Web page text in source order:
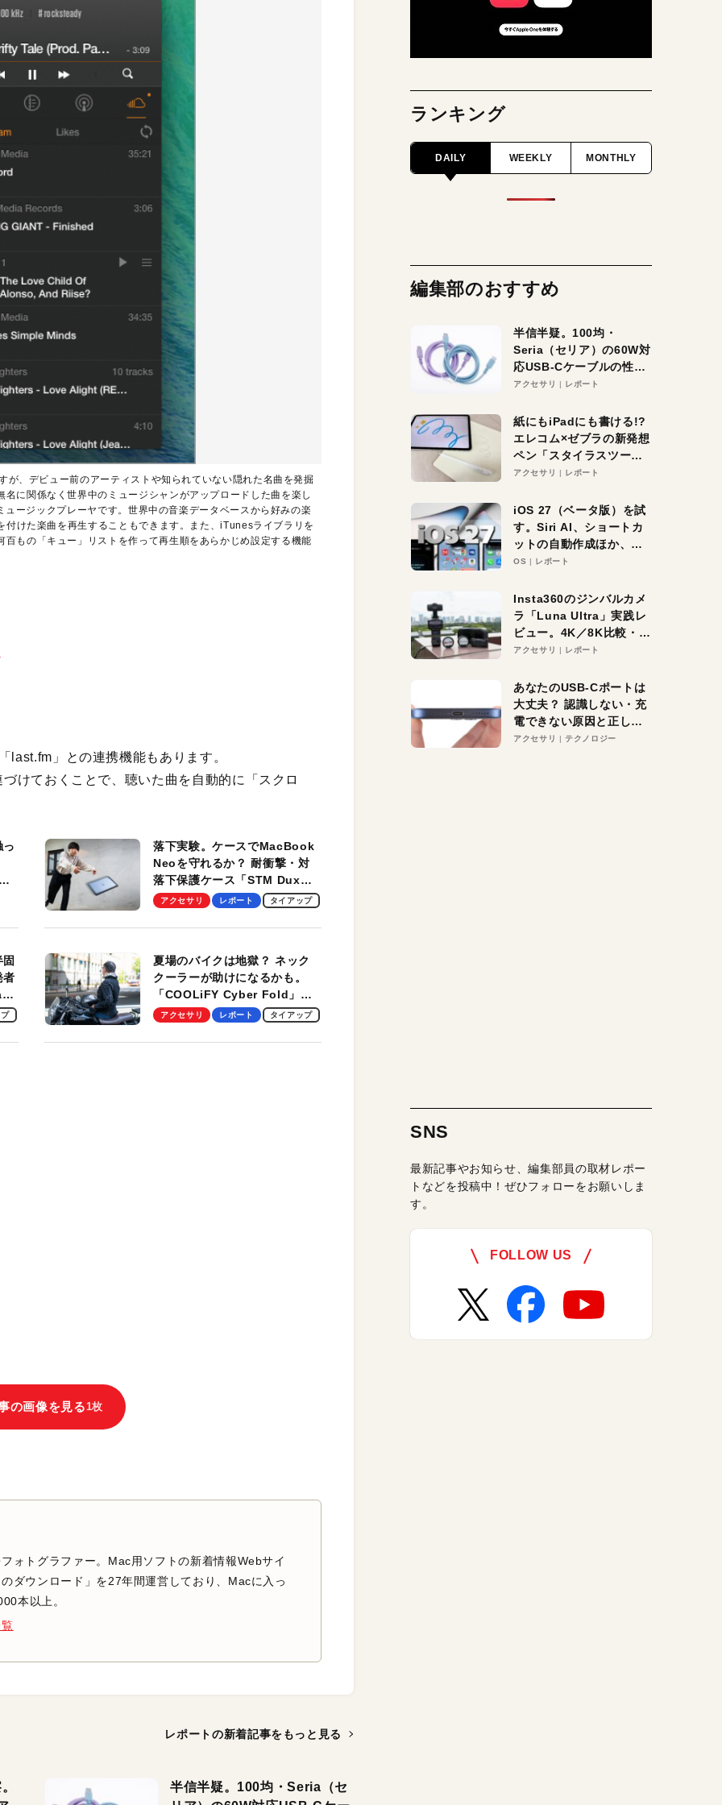
、デビュー前のアーティストや知られていない隠れた名曲を発掘
に関係なく世界中のミュージシャンがアップロードした曲を楽し
ージックプレーヤです。世界中の音楽データベースから好みの楽
けた楽曲を再生することもできます。また、iTunesライブラリを
もの「キュー」リストを作って再生順をあらかじめ設定する機能
last.fm」との連携機能もあります。
けておくことで、聴いた曲を自動的に「スクロ
落下実験。ケースでMacBook
Neoを守れるか？ 耐衝撃・対
落下保護ケース「STM Dux
Ultra」を検証。学生、ビジネ
適！
アクセサリ レポート タイアップ
者
夏場のバイクは地獄？ ネック
クーラーが助けになるかも。
「COOLiFY Cyber Fold」レ
ビュー。冷却の速さ、密着する
性がグッド！
アクセサリ レポート タイアップ
の画像を見る1枚
ォトグラファー。Mac用ソフトの新着情報Webサイ
ダウンロード」を27年間運営しており、Macに入っ
本以上。
レポートの新着記事をもっと見る
半信半疑。100均・Seria（セ
ランキング
DAILY WEEKLY MONTHLY
編集部のおすすめ
半信半疑。100均・
Seria（セリア）の60W対
応USB-Cケーブルの性能
を検証。超コスパの1本を
アクセサリ レポート
紙にもiPadにも書ける!?
エレコム×ゼブラの新発想
ペン「スタイラスツーウ
ェイ」レビュー。持ち替
アクセサリ レポート
iOS 27（ベータ版）を試
す。Siri AI、ショートカ
ットの自動作成ほか、期
待大の便利機能5選。
る未来はすぐそこ！
OS レポート
Insta360のジンバルカメ
ラ「Luna Ultra」実践レ
ビュー。4K／8K比較・ズ
ーム・夜間撮影をチェッ
アクセサリ レポート
あなたのUSB-Cポートは
大丈夫？ 認識しない・充
電できない原因と正しい
対策
アクセサリ テクノロジー
SNS
最新記事やお知らせ、編集部員の取材レポー
トなどを投稿中！ぜひフォローをお願いしま
す。
FOLLOW US